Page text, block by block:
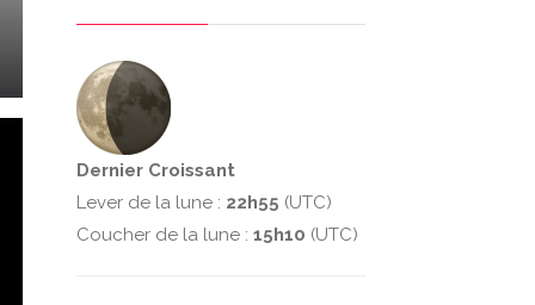
Dernier Croissant
Lever de la lune : 22h55 (UTC)
Coucher de la lune : 15h10 (UTC)